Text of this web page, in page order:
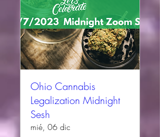
Ohio Cannabis
Legalization Midnight
Sesh
mié, 06 dic